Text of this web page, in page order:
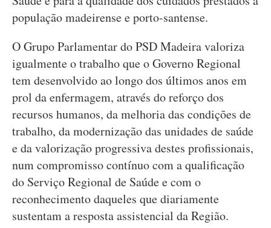
população madeirense e porto-santense.
O Grupo Parlamentar do PSD Madeira valoriza
igualmente o trabalho que o Governo Regional
tem desenvolvido ao longo dos últimos anos em
prol da enfermagem, através do reforço dos
recursos humanos, da melhoria das condições de
trabalho, da modernização das unidades de saúde
e da valorização progressiva destes profissionais,
num compromisso contínuo com a qualificação
do Serviço Regional de Saúde e com o
reconhecimento daqueles que diariamente
sustentam a resposta assistencial da Região.